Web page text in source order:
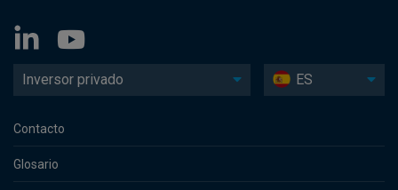
Inversor privado ES
Contacto
Glosario